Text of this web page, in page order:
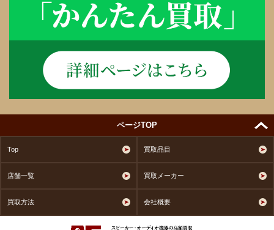
ページTOP
Top 買取品目
店舗一覧 買取メーカー
買取方法 会社概要